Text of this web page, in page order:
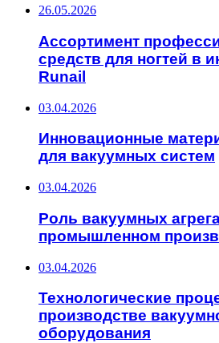
26.05.2026
Ассортимент
средств для ногтей в
Runail
03.04.2026
Инновационные
для вакуумных систем
03.04.2026
Роль вакуумных
промышленном
03.04.2026
Технологические
производстве
оборудования